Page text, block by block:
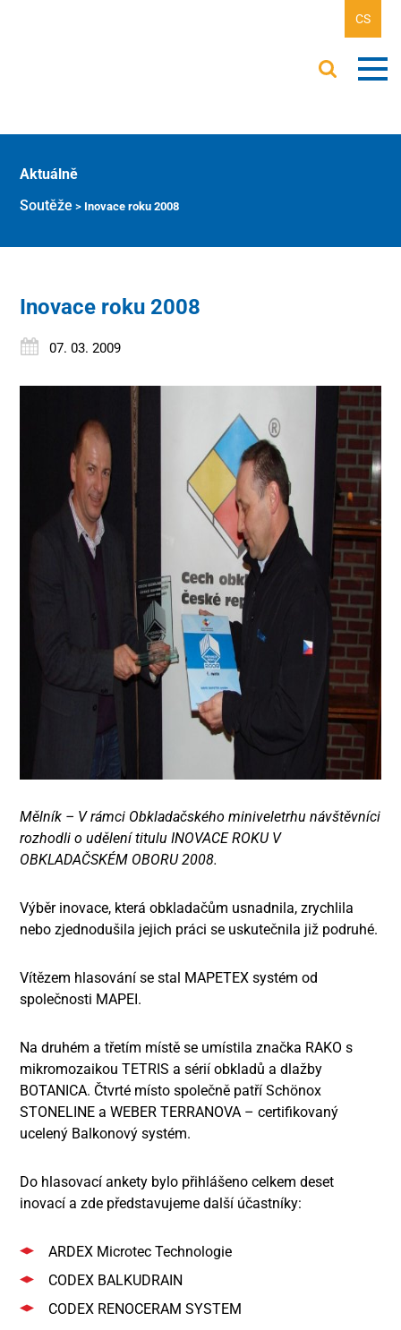
CS
Aktuálně
Soutěže > Inovace roku 2008
Inovace roku 2008
07. 03. 2009
Mělník – V rámci Obkladačského miniveletrhu návštěvníci
rozhodli o udělení titulu INOVACE ROKU V
OBKLADAČSKÉM OBORU 2008.
Výběr inovace, která obkladačům usnadnila, zrychlila
nebo zjednodušila jejich práci se uskutečnila již podruhé.
Vítězem hlasování se stal MAPETEX systém od
společnosti MAPEI.
Na druhém a třetím místě se umístila značka RAKO s
mikromozaikou TETRIS a sérií obkladů a dlažby
BOTANICA. Čtvrté místo společně patří Schönox
STONELINE a WEBER TERRANOVA – certifikovaný
ucelený Balkonový systém.
Do hlasovací ankety bylo přihlášeno celkem deset
inovací a zde představujeme další účastníky:
ARDEX Microtec Technologie
CODEX BALKUDRAIN
CODEX RENOCERAM SYSTEM